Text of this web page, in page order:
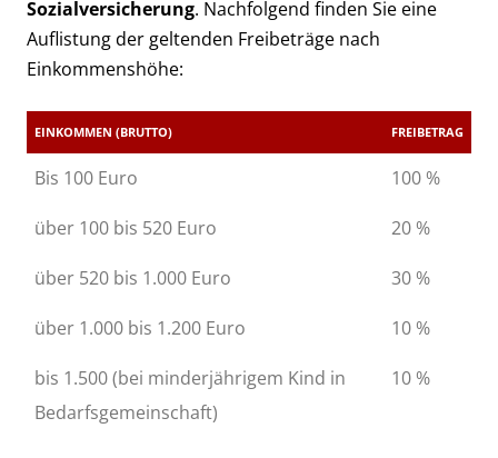
Sozialversicherung. Nachfolgend finden Sie eine
Auflistung der geltenden Freibeträge nach
Einkommenshöhe:
EINKOMMEN (BRUTTO) FREIBETRAG
Bis 100 Euro 100 %
über 100 bis 520 Euro 20 %
über 520 bis 1.000 Euro 30 %
über 1.000 bis 1.200 Euro 10 %
bis 1.500 (bei minderjährigem Kind in
Bedarfsgemeinschaft)
10 %